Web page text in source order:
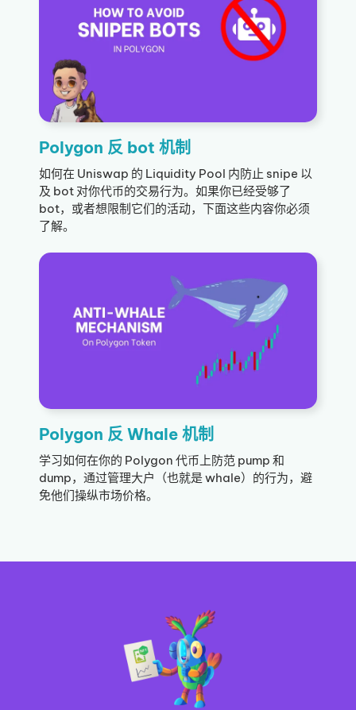
Polygon 反 bot 机制
如何在 Uniswap 的 Liquidity Pool 内防止 snipe 以
及 bot 对你代币的交易行为。如果你已经受够了
bot，或者想限制它们的活动，下面这些内容你必须
了解。
Polygon 反 Whale 机制
学习如何在你的 Polygon 代币上防范 pump 和
dump，通过管理大户（也就是 whale）的行为，避
免他们操纵市场价格。